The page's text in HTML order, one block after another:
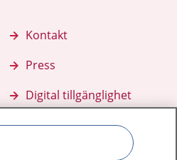
Kontakt
Press
Digital tillgänglighet